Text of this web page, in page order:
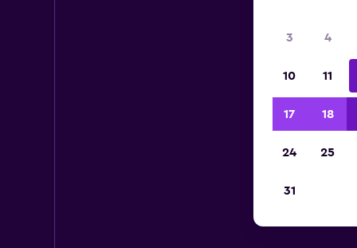
3 4
10 11
17 18
24 25
31